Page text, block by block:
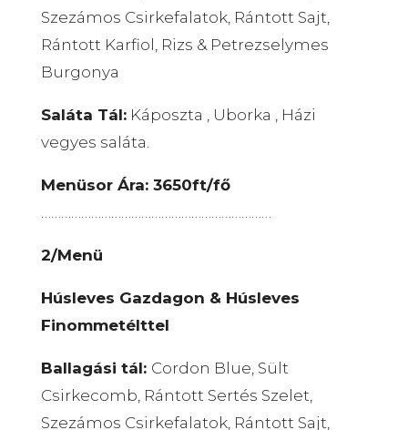
Szezámos Csirkefalatok, Rántott Sajt,
Rántott Karfiol, Rizs & Petrezselymes
Burgonya
Saláta Tál:Káposzta , Uborka , Házi
vegyes saláta.
Menüsor Ára: 3650ft/fő
……………………………………………………………
2/Menü
Húsleves Gazdagon & Húsleves
Finommetélttel
Ballagási tál: Cordon Blue, Sült
Csirkecomb, Rántott Sertés Szelet,
Szezámos Csirkefalatok, Rántott Sajt,